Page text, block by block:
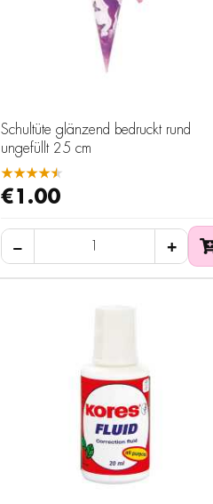
Schultüte glänzend bedruckt rund
ungefüllt 25 cm
★★★★★
€1.00